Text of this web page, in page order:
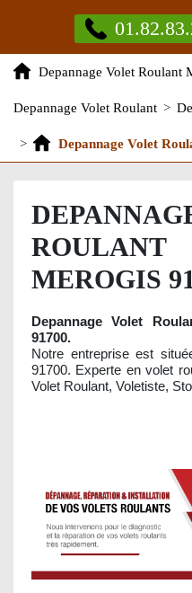
Depannage Volet Roulant
Depannage Volet Roulant >
> Depannage Volet
MEROGIS
Depannage Volet
91700.
Notre entreprise est
91700. Experte en volet
Volet Roulant, Voletiste,